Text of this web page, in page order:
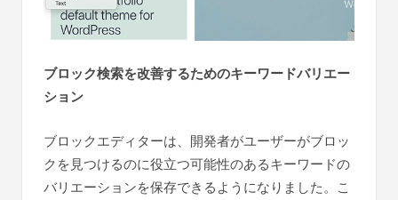
ブロック検索を改善するためのキーワードバリエー
ション
ブロックエディターは、開発者がユーザーがブロッ
クを見つけるのに役立つ可能性のあるキーワードの
バリエーションを保存できるようになりました。こ